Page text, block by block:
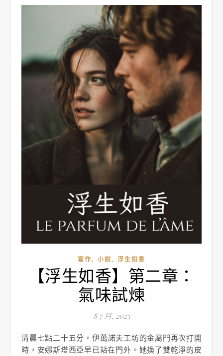
寫作, 小說, 浮生如香
【浮生如香】第二章：
氣味試煉
8 7 月, 2025
清晨七點二十五分，伊萬諾夫工坊的金屬門再次打開
時，安娜斯塔西亞早已站在門外。她換了雙乾淨的皮